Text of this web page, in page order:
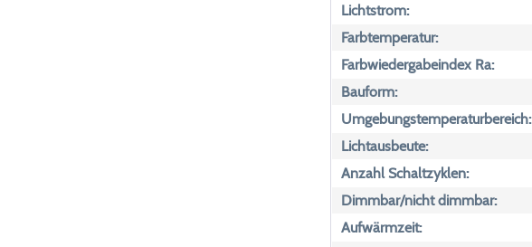
Lichtstrom:
Farbtemperatur:
Farbwiedergabeindex Ra:
Bauform:
Umgebungstemperaturbereich:
Lichtausbeute:
Anzahl Schaltzyklen:
Dimmbar/nicht dimmbar:
Aufwärmzeit: